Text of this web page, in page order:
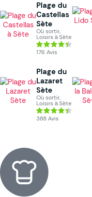
Plage du
Castellas
Sète
Où sortir,
Loisirs à Sète
176 Avis
Plage du
Lazaret
Sète
Où sortir,
Loisirs à Sète
388 Avis